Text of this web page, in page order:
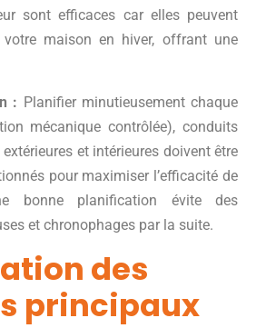
sont efficaces car elles peuvent
maison en hiver, offrant une
: Planifier minutieusement chaque
mécanique contrôlée), conduits
et intérieures doivent être
pour maximiser l’efficacité de
bonne planification évite des
et chronophages par la suite.
des
principaux